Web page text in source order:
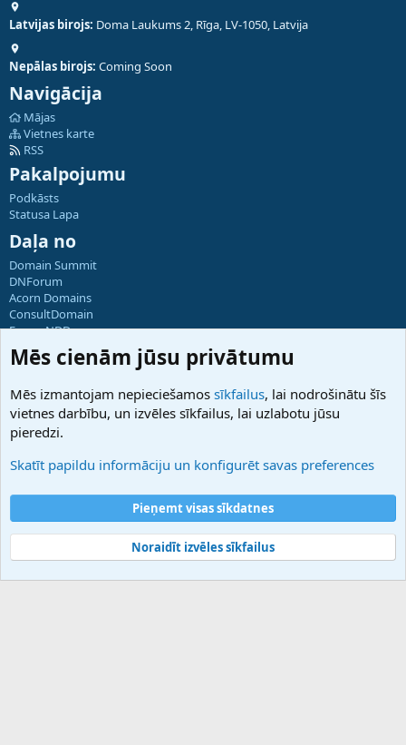
Latvijas birojs: Doma Laukums 2, Rīga, LV-1050, Latvija
Nepālas birojs: Coming Soon
Navigācija
Mājas
Vietnes karte
RSS
Pakalpojumu
Podkāsts
Statusa Lapa
Daļa no
Domain Summit
DNForum
Acorn Domains
ConsultDomain
ForumNDD
Domainforum.ro
27.be
Hostmaria
Atbalsts
Palīdzība
Noteikumi un nosacījumi
Privātuma politika
Community platform by XenForo® © 2010-2025 XenForo Ltd.
Mēs cienām jūsu privātumu
Mēs izmantojam nepieciešamos sīkfailus, lai nodrošinātu šīs
vietnes darbību, un izvēles sīkfailus, lai uzlabotu jūsu
pieredzi.
Skatīt papildu informāciju un konfigurēt savas preferences
Pieņemt visas sīkdatnes
Noraidīt izvēles sīkfailus